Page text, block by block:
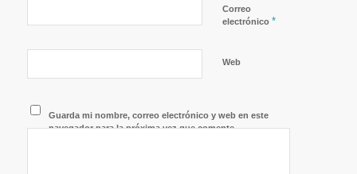
Correo
electrónico *
Web
Guarda mi nombre, correo electrónico y web en este
navegador para la próxima vez que comente.